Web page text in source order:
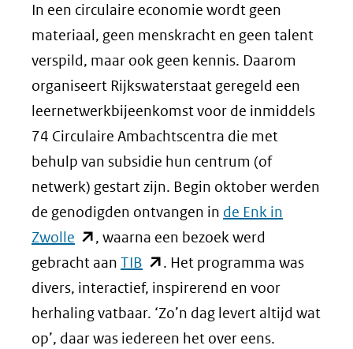
In een circulaire economie wordt geen
materiaal, geen menskracht en geen talent
verspild, maar ook geen kennis. Daarom
organiseert Rijkswaterstaat geregeld een
leernetwerkbijeenkomst voor de inmiddels
74 Circulaire Ambachtscentra die met
behulp van subsidie hun centrum (of
netwerk) gestart zijn. Begin oktober werden
de genodigden ontvangen in de Enk in
Zwolle (opent
in
nieuw
venster)
(verwijst
, waarna een bezoek werd
gebracht aan TIB (opent
in
nieuw
venster)
. Het programma was
divers, interactief, inspirerend en voor
herhaling vatbaar. ‘Zo’n dag levert altijd wat
op’, daar was iedereen het over eens.